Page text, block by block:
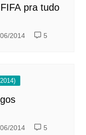
pra tudo
2014 5
2014 5